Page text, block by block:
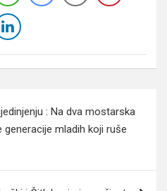
: Na dva mostarska
mladih koji ruše